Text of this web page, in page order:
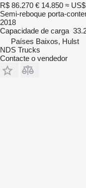
R$ 86.270 € 14.850 ≈
Semi-reboque porta-
2018
Capacidade de carga
Países Baixos, Hulst
NDS Trucks
Contacte o vendedor